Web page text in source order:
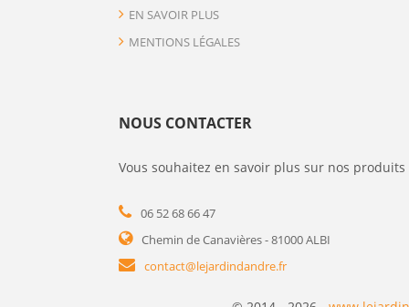
EN SAVOIR PLUS
MENTIONS LÉGALES
NOUS CONTACTER
Vous souhaitez en savoir plus sur nos
06 52 68 66 47
Chemin de Canavières - 81000 ALBI
contact@lejardindandre.fr